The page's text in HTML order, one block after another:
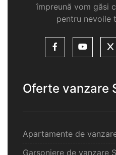
împreună vom găsi
pentru nevoile
Oferte vanzare
Apartamente de
Garsoniere de vanzare